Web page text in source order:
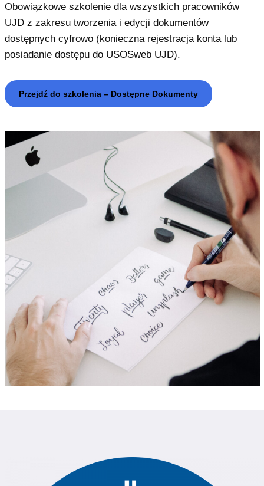
Obowiązkowe szkolenie dla wszystkich pracowników
UJD z zakresu tworzenia i edycji dokumentów
dostępnych cyfrowo (konieczna rejestracja konta lub
posiadanie dostępu do USOSweb UJD).
Przejdź do szkolenia – Dostępne Dokumenty